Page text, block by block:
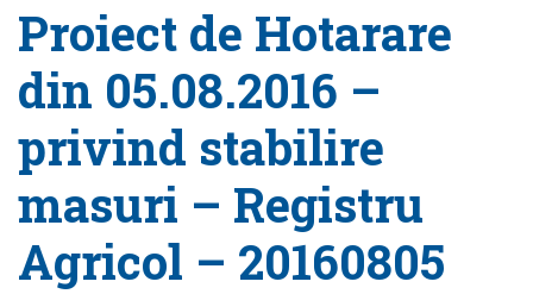
Proiect de Hotarare
din 05.08.2016 –
privind stabilire
masuri – Registru
Agricol – 20160805